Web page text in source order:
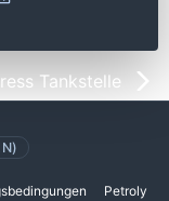
Tankstelle
Petroly